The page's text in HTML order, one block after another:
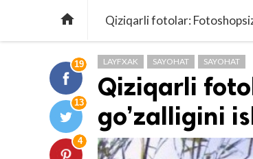
 Qiziqarli fotolar:
19
13
4
LAYFXAK SAYOHAT SAYOHAT
Qiziqarli
go’zalligini